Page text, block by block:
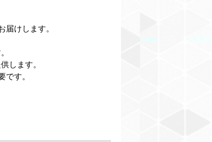
けします。
します。
です。